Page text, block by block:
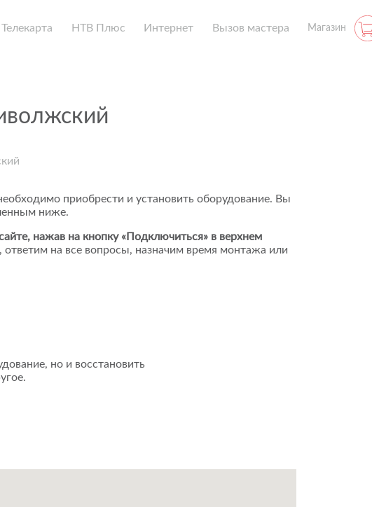
Телекарта НТВ Плюс Интернет Вызов мастера Магазин
приобрести и установить оборудование. Вы
ниже.
нажав на кнопку «Подключиться» в верхнем
на все вопросы, назначим время монтажа или
но и восстановить